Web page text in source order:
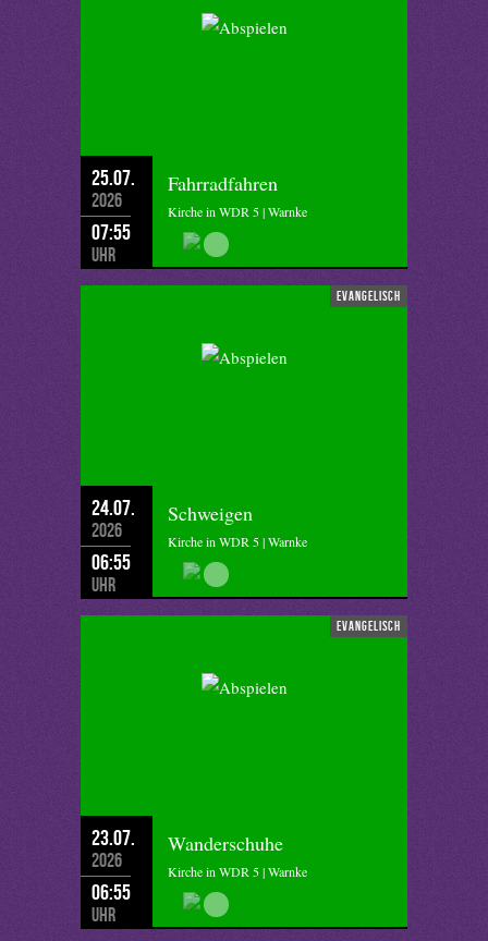
25.07.
2026
07:55
Uhr
Fahrradfahren
Kirche in WDR 5 | Warnke
evangelisch
24.07.
2026
06:55
Uhr
Schweigen
Kirche in WDR 5 | Warnke
evangelisch
23.07.
2026
06:55
Uhr
Wanderschuhe
Kirche in WDR 5 | Warnke